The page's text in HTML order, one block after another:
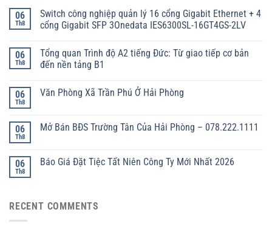
06
Th8
Switch công nghiệp quản lý 16 cổng Gigabit Ethernet + 4
cổng Gigabit SFP 3Onedata IES6300SL-16GT4GS-2LV
06
Th8
Tổng quan Trình độ A2 tiếng Đức: Từ giao tiếp cơ bản
đến nền tảng B1
06
Th8
Văn Phòng Xã Trần Phú Ở Hải Phòng
06
Th8
Mở Bán BĐS Trường Tân Của Hải Phòng – 078.222.1111
06
Th8
Báo Giá Đặt Tiệc Tất Niên Công Ty Mới Nhất 2026
RECENT COMMENTS